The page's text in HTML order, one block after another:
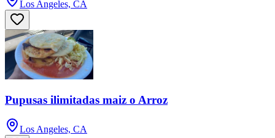
Los Angeles, CA
Pupusas ilimitadas maiz o Arroz
Los Angeles, CA